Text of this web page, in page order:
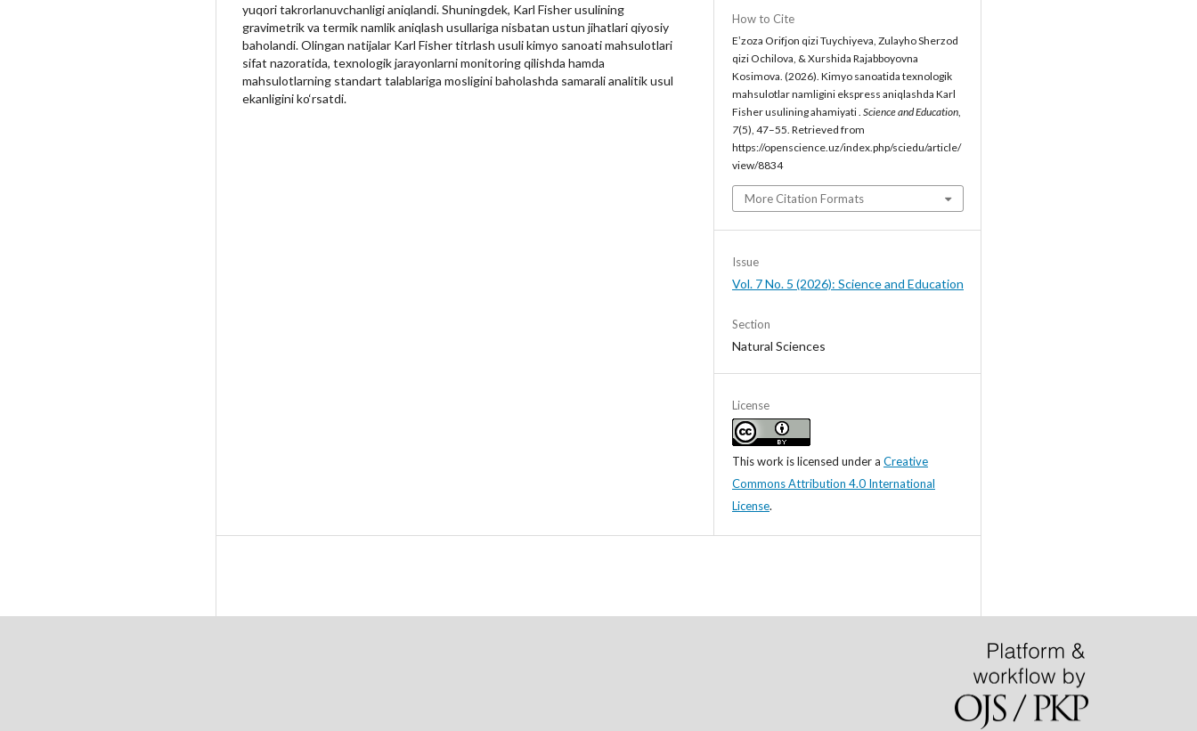
yuqori takrorlanuvchanligi aniqlandi. Shuningdek, Karl Fisher usulining
gravimetrik va termik namlik aniqlash usullariga nisbatan ustun jihatlari qiyosiy
baholandi. Olingan natijalar Karl Fisher titrlash usuli kimyo sanoati mahsulotlari
sifat nazoratida, texnologik jarayonlarni monitoring qilishda hamda
mahsulotlarning standart talablariga mosligini baholashda samarali analitik usul
ekanligini ko‘rsatdi.
How to Cite
Eʼzoza Orifjon qizi Tuychiyeva, Zulayho Sherzod
qizi Ochilova, & Xurshida Rajabboyovna
Kosimova. (2026). Kimyo sanoatida texnologik
mahsulotlar namligini ekspress aniqlashda Karl
Fisher usulining ahamiyati . Science and Education
7(5), 47–55. Retrieved from
https://openscience.uz/index.php/sciedu/article/
view/8834
More Citation Formats
Issue
Vol. 7 No. 5 (2026): Science and Education
Section
Natural Sciences
License
This work is licensed under a Creative
Commons Attribution 4.0 International
License.